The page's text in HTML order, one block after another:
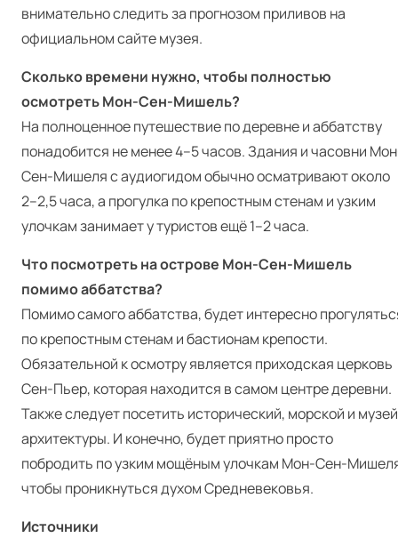
внимательно следить за прогнозом приливов на
официальном сайте музея.
Сколько времени нужно, чтобы полностью
осмотреть Мон-Сен-Мишель?
На полноценное путешествие по деревне и аббатству
понадобится не менее 4–5 часов. Здания и часовни
Сен-Мишеля с аудиогидом обычно осматривают около
2–2,5 часа, а прогулка по крепостным стенам и узким
улочкам занимает у туристов ещё 1–2 часа.
Что посмотреть на острове Мон-Сен-Мишель
помимо аббатства?
Помимо самого аббатства, будет интересно
по крепостным стенам и бастионам крепости.
Обязательной к осмотру является приходская церковь
Сен-Пьер, которая находится в самом центре деревни.
Также следует посетить исторический, морской и музей
архитектуры. И конечно, будет приятно просто
побродить по узким мощёным улочкам Мон-Сен-
чтобы проникнуться духом Средневековья.
Источники